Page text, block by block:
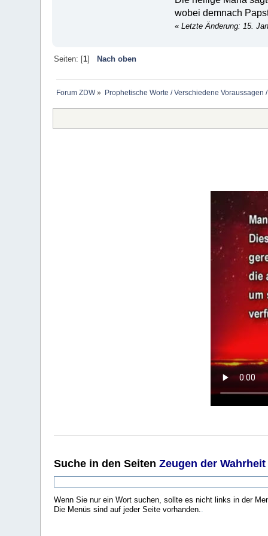
wobei demnach
« Letzte Änderung: 15.
Seiten: [1] Nach oben
Forum ZDW» Prophetische Worte / Verschiedene Voraussagen
Suche in den SeitenZeugen der Wahrheit
Wenn Sie nur ein Wort suchen, sollte es nicht links in der
Die Menüs sind auf jeder Seite vorhanden.